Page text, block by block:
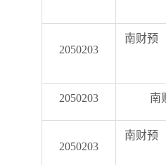
2050203
南财预
2050203 南
2050203
南财预